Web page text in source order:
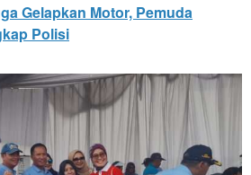
Gelapkan Motor, Pemuda
Polisi